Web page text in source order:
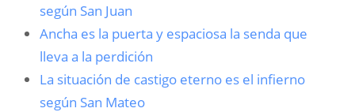
según San Juan
Ancha es la puerta y espaciosa la senda que
lleva a la perdición
La situación de castigo eterno es el infierno
según San Mateo